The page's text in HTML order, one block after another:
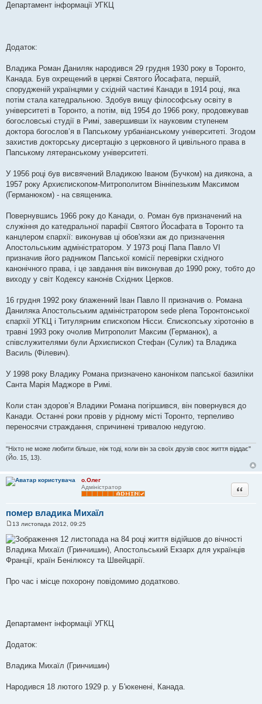
Департамент інформації УГКЦ
Додаток:
Владика Роман Даниляк народився 29 грудня 1930 року в Торонто,
Канада. Був охрещений в церкві Святого Йосафата, першій,
спорудженій українцями у східній частині Канади в 1914 році, яка
потім стала катедральною. Здобув вищу філософську освіту в
університеті в Торонто, а потім, від 1954 до 1966 року, продовжував
богословські студії в Римі, завершивши їх науковим ступенем
доктора богослов’я в Папському урбаніанському університеті. Згодом
захистив докторську дисертацію з церковного й цивільного права в
Папському лятеранському університеті.
У 1956 році був висвячений Владикою Іваном (Бучком) на диякона, а
1957 року Архиєпископом-Митрополитом Вінніпезьким Максимом
(Германюком) - на священика.
Повернувшись 1966 року до Канади, о. Роман був призначений на
служіння до катедральної парафії Святого Йосафата в Торонто та
канцлером єпархії: виконував ці обов'язки аж до призначення
Апостольським адміністратором. У 1973 році Папа Павло VІ
призначив його радником Папської комісії перевірки східного
канонічного права, і це завдання він виконував до 1990 року, тобто до
виходу у світ Кодексу канонів Східних Церков.
16 грудня 1992 року блаженний Іван Павло II призначив о. Романа
Даниляка Апостольським адміністратором sede plena Торонтонської
єпархії УГКЦ і Титулярним єпископом Нісси. Єпископську хіротонію в
травні 1993 року очолив Митрополит Максим (Германюк), а
співслужителями були Архиєпископ Стефан (Сулик) та Владика
Василь (Філевич).
У 1998 року Владику Романа призначено каноніком папської базиліки
Санта Марія Маджоре в Римі.
Коли стан здоров’я Владики Романа погіршився, він повернувся до
Канади. Останні роки провів у рідному місті Торонто, терпеливо
переносячи страждання, спричинені тривалою недугою.
"Ніхто не може любити більше, ніж тоді, коли він за своїх друзів своє життя віддає"
(Йо. 15, 13).
о.Олег
Адміністратор
помер владика Михаїл
Цитата
о
в
і
о
е
13 листопада 2012, 09:25
12 листопада на 84 році життя відійшов до вічності
Владика Михаїл (Гринчишин), Апостольський Екзарх для українців
Франції, країн Бенілюксу та Швейцарії.
Про час і місце похорону повідомимо додатково.
Департамент інформації УГКЦ
Додаток:
Владика Михаїл (Гринчишин)
Народився 18 лютого 1929 р. у Б'юкенені, Канада.